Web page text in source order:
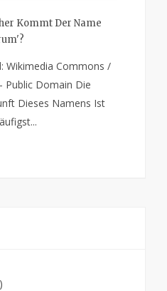
Kommt Der Name
Wikimedia Commons /
Public Domain Die
Dieses Namens Ist